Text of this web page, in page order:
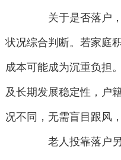
关于是否落户，
状况综合判断。若家庭
成本可能成为沉重负担
及长期发展稳定性，户
况不同，无需盲目跟风
老人投靠落户另